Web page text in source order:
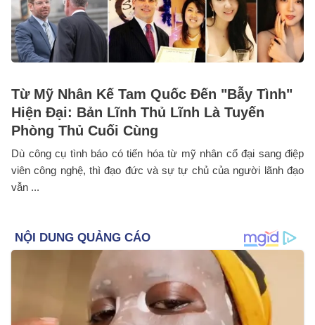
Từ Mỹ Nhân Kế Tam Quốc Đến "Bẫy Tình"
Hiện Đại: Bản Lĩnh Thủ Lĩnh Là Tuyến
Phòng Thủ Cuối Cùng
Dù công cụ tình báo có tiến hóa từ mỹ nhân cổ đại sang điệp
viên công nghệ, thì đạo đức và sự tự chủ của người lãnh đạo
vẫn ...